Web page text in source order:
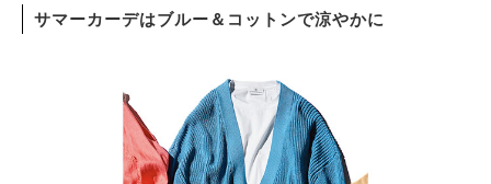
サマーカーデはブルー＆コットンで涼やかに